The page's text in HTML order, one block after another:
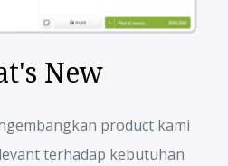
New
product kami
terhadap kebutuhan